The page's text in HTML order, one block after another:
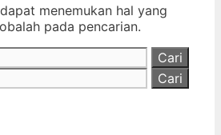
menemukan hal yang
pada pencarian.